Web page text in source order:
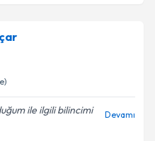
için randevu takvimi talebi
randevu almanız için bir
ile bilgilendireceğiz.
ile ilgili bilincimi
Devamı